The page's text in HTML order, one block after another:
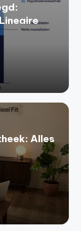
Alles